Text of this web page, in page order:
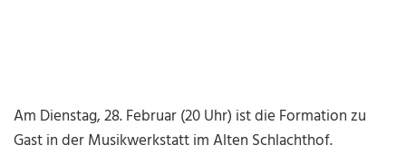
Am Dienstag, 28. Februar (20 Uhr) ist die Formation zu
Gast in der Musikwerkstatt im Alten Schlachthof.